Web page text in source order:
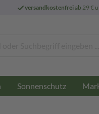
versandkostenfreiab 29 €
Sonnenschutz